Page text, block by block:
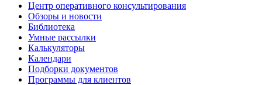
Центр оперативного консультирования
Обзоры и новости
Библиотека
Умные рассылки
Калькуляторы
Календари
Подборки документов
Программы для клиентов